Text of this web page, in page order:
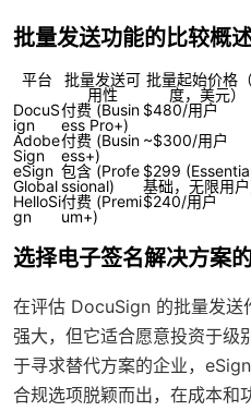
批量发送功能的比较概
平台
批量发送可
用性
批量起始价格
度，美元）
DocuS
ign
付费 (Busin
ess Pro+)
$480/用户
Adobe
Sign
付费 (Busin
ess+)
~$300/用户
eSign
Global
包含 (Profe
ssional)
$299
基础，无限用
HelloSi
gn
付费 (Premi
um+)
$240/用户
选择电子签名解决方案
在评估 DocuSign 的批量发送
强大，但它适合愿意投资于级
于寻求替代方案的企业，
合规选项脱颖而出，在成本和